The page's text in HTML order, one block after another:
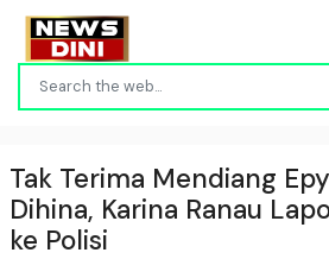
Tak Terima Mendiang
Dihina, Karina Ranau
ke Polisi